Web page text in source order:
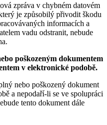
zpráva v chybném datovém
je způsobilý přivodit škodu
informacích a
vadu odstranit, nebude
poškozeným dokumentem
v elektronické podobě.
nebo poškozený dokument
a nepodaří-li se ve spolupráci
tento dokument dále